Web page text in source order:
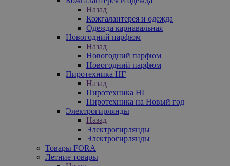
Назад
Кожгалантерея и одежда
Одежда карнавальная
Новогодний парфюм
Назад
Новогодний парфюм
Новогодний парфюм
Пиротехника НГ
Назад
Пиротехника НГ
Пиротехника на Новый год
Электрогирлянды
Назад
Электрогирлянды
Электрогирлянды
Товары FORA
Летние товары